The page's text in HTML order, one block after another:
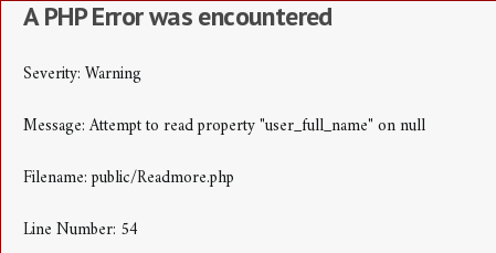
A PHP Error was encountered
Severity: Warning
Message: Attempt to read property "user_full_name" on null
Filename: public/Readmore.php
Line Number: 54